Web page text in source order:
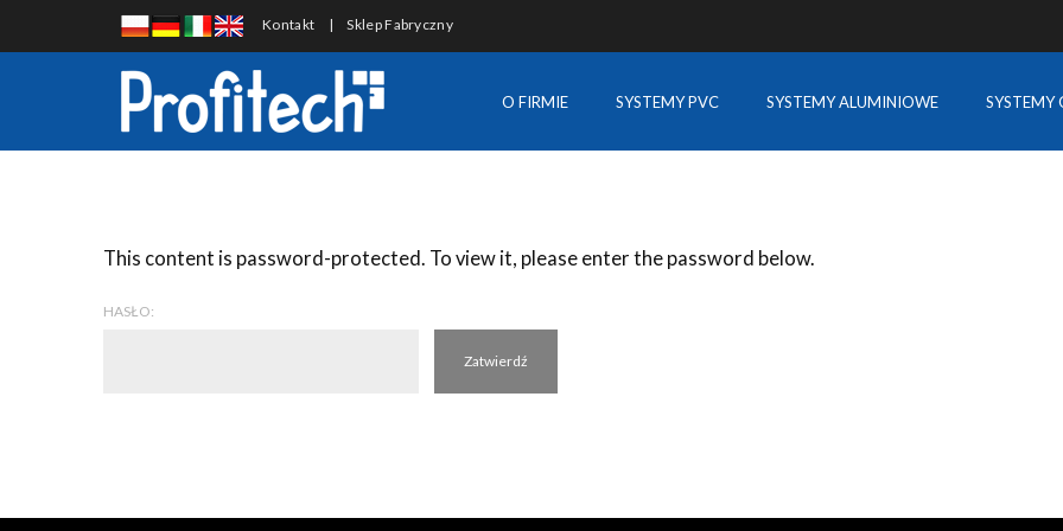
Kontakt |Sklep Fabryczny
O FIRMIE SYSTEMY PVC SYSTEMY ALUMINIOWE SYSTEMY
This content is password-protected. To view it, please enter the password below.
HASŁO: